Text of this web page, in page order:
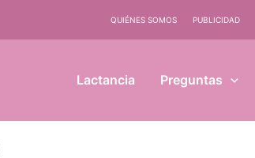
QUIÉNES SOMOS PUBLICIDAD
Lactancia Preguntas